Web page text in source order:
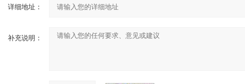
详细地址：
补充说明：